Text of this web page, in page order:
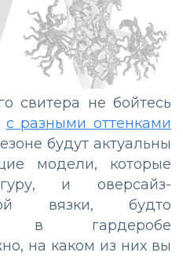
свитера не бойтесь
с разными оттенками
будут актуальны
модели, которые
и оверсайз-
вязки, будто
в гардеробе
на каком из них вы